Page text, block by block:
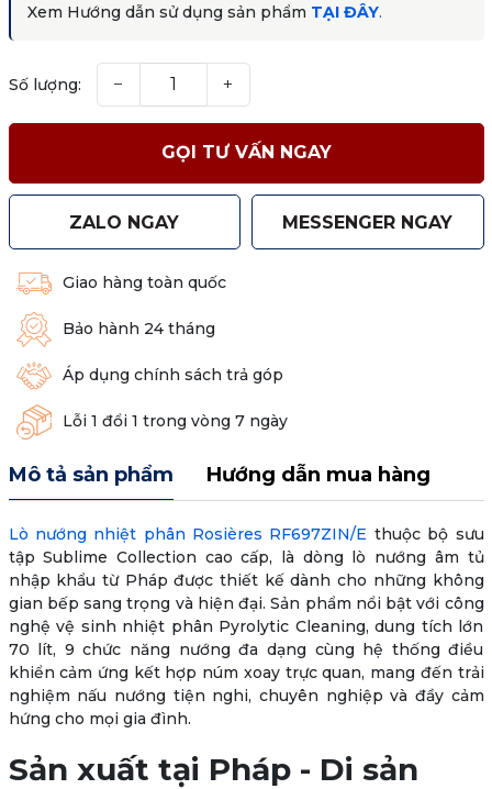
Xem Hướng dẫn sử dụng sản phẩm TẠI ĐÂY.
Số lượng: − +
GỌI TƯ VẤN NGAY
ZALO NGAY MESSENGER NGAY
Giao hàng toàn quốc
Bảo hành 24 tháng
Áp dụng chính sách trả góp
Lỗi 1 đổi 1 trong vòng 7 ngày
Mô tả sản phẩm Hướng dẫn mua hàng
Lò nướng nhiệt phân Rosières RF697ZIN/E thuộc bộ sưu
tập Sublime Collection cao cấp, là dòng lò nướng âm tủ
nhập khẩu từ Pháp được thiết kế dành cho những không
gian bếp sang trọng và hiện đại. Sản phẩm nổi bật với công
nghệ vệ sinh nhiệt phân Pyrolytic Cleaning, dung tích lớn
70 lít, 9 chức năng nướng đa dạng cùng hệ thống điều
khiển cảm ứng kết hợp núm xoay trực quan, mang đến trải
nghiệm nấu nướng tiện nghi, chuyên nghiệp và đầy cảm
hứng cho mọi gia đình.
Sản xuất tại Pháp - Di sản